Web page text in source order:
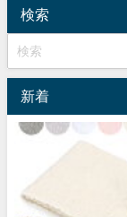
検索
新着